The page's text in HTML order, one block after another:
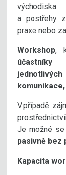
východiska
a postřehy
praxe nebo
Workshop,
V případě
Je možné
pasivně bez
Kapacita